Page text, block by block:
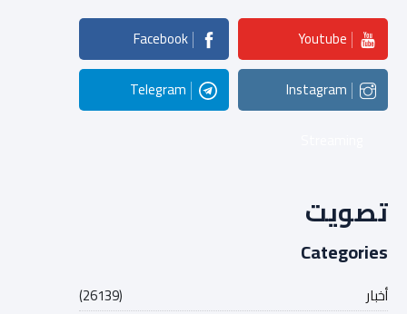
Youtube
Facebook
Instagram
Telegram
تصويت
Categories
أخبار
(26139)